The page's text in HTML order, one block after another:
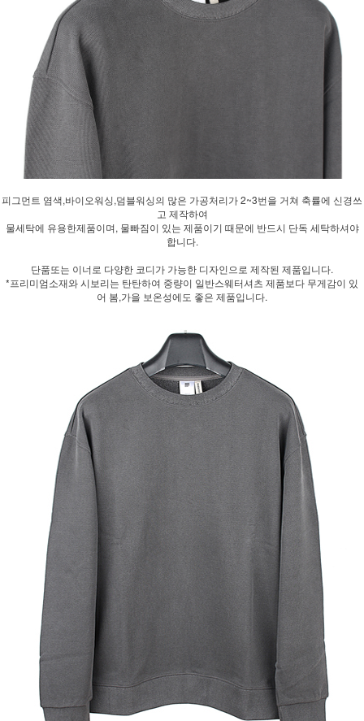
피그먼트 염색,바이오워싱,덤블워싱의 많은 가공처리가 2~3번을 거쳐 축률에 신경쓰
고 제작하여
물세탁에 유용한제품이며, 물빠짐이 있는 제품이기 때문에 반드시 단독 세탁하셔야
합니다.
단품또는 이너로 다양한 코디가 가능한 디자인으로 제작된 제품입니다.
*프리미엄소재와 시보리는 탄탄하여 중량이 일반스웨터셔츠 제품보다 무게감이 있
어 봄,가을 보온성에도 좋은 제품입니다.